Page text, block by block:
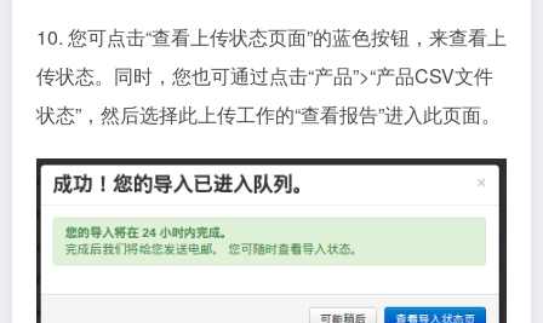
10. 您可点击“查看上传状态页面”的蓝色按钮，来查看上
传状态。同时，您也可通过点击“产品”>“产品CSV文件
状态”，然后选择此上传工作的“查看报告”进入此页面。